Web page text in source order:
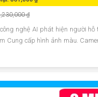
₫
nghệ AI phát hiện người hỗ
Cung cấp hình ảnh màu.